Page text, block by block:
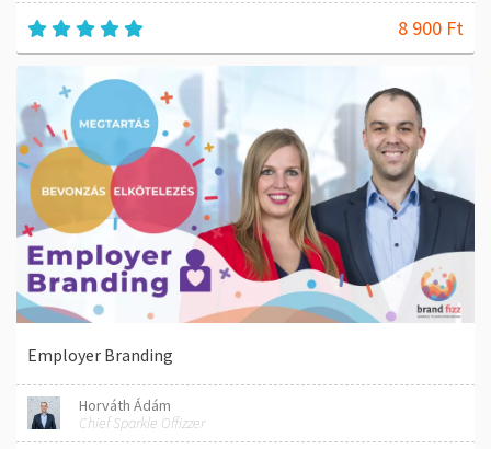
8 900 Ft
Employer Branding
Horváth Ádám
Chief Sparkle Offizzer